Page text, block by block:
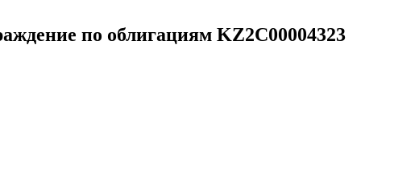
по облигациям KZ2C00004323